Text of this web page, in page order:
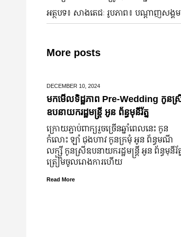
អត្ថបទ៖ សាងតេជៈ រូបភាព៖ បណ្តាញសង្គម
More posts
DECEMBER 10, 2024
មកមើលទិដ្ឋភាព Pre-Wedding កូនស្
ឧបនាយករដ្ឋមន្រ្តី អូន ព័ន្ធមុនីរ័ត្ន
ក្រោយ​ភ្ជាប់​ពាក្យ​រួច​ច្រើន​ឆ្នាំ​ពេលនេះ កូន
កំលោះ ឡាំ ជុងហាវ កូនក្រមុំ អូន ព័ន្ធមណី
លក្ស្មី កូនស្រី​ឧបនាយករដ្ឋមន្ត្រី អូន ព័ន្ធមុនីរ័ត្
ត្រៀម​ចូល​រោងការ​ហើយ
Read More